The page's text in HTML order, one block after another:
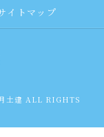
イトマップ
土建 ALL RIGHTS